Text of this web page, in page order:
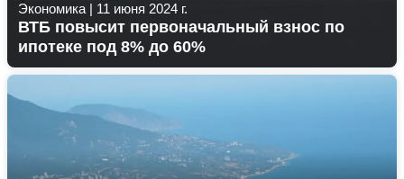
Экономика | 11 июня 2024 г.
ВТБ повысит первоначальный взнос по
ипотеке под 8% до 60%